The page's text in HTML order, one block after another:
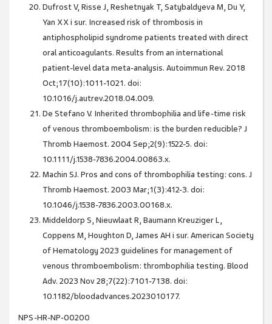
Dufrost V, Risse J, Reshetnyak T, Satybaldyeva M, Du Y,
Yan XX i sur. Increased risk of thrombosis in
antiphospholipid syndrome patients treated with direct
oral anticoagulants. Results from an international
patient-level data meta-analysis. Autoimmun Rev. 2018
Oct;17(10):1011-1021. doi:
10.1016/j.autrev.2018.04.009.
De Stefano V. Inherited thrombophilia and life-time risk
of venous thromboembolism: is the burden reducible? J
Thromb Haemost. 2004 Sep;2(9):1522-5. doi:
10.1111/j.1538-7836.2004.00863.x.
Machin SJ. Pros and cons of thrombophilia testing: cons. J
Thromb Haemost. 2003 Mar;1(3):412-3. doi:
10.1046/j.1538-7836.2003.00168.x.
Middeldorp S, Nieuwlaat R, Baumann Kreuziger L,
Coppens M, Houghton D, James AH i sur. American Society
of Hematology 2023 guidelines for management of
venous thromboembolism: thrombophilia testing. Blood
Adv. 2023 Nov 28;7(22):7101-7138. doi:
10.1182/bloodadvances.2023010177.
NPS-HR-NP-00200